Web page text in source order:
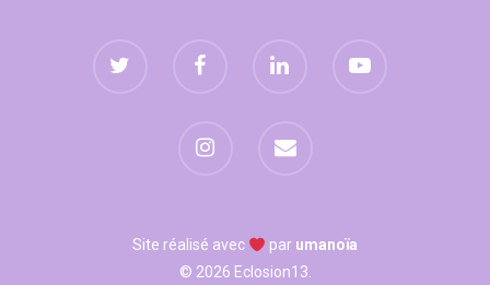
Site réalisé avec par umanoïa
© 2026 Eclosion13.